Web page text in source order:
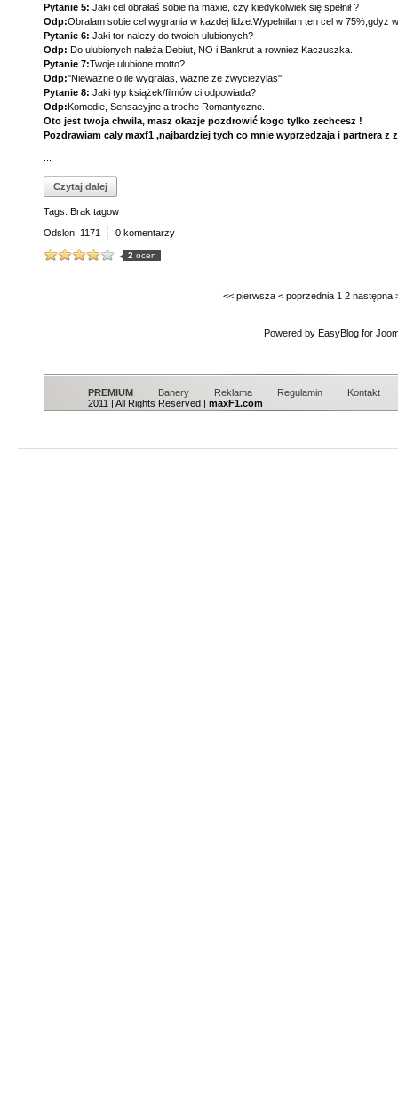
Pytanie 5: Jaki cel obrałaś sobie na maxie, czy kiedykolwiek się spełnił ?
Odp:Obralam sobie cel wygrania w kazdej lidze.Wypelnilam ten cel w 75%,gdyz
Pytanie 6: Jaki tor należy do twoich ulubionych?
Odp: Do ulubionych należa Debiut, NO i Bankrut a rowniez Kaczuszka.
Pytanie 7:Twoje ulubione motto?
Odp:''Nieważne o ile wygralas, ważne ze zwyciezylas''
Pytanie 8: Jaki typ książek/filmów ci odpowiada?
Odp:Komedie, Sensacyjne a troche Romantyczne.
Oto jest twoja chwila, masz okazje pozdrowić kogo tylko zechcesz !
Pozdrawiam caly maxf1 ,najbardziej tych co mnie wyprzedzaja i partnera z
Czytaj dalej
Tags: Brak tagow
Odslon: 1171
0 komentarzy
2 ocen
<< pierwsza< poprzednia 1 2 następna
Powered by EasyBlog for
PREMIUM Banery Reklama Regulamin
Kontakt
2011 | All Rights Reserved | maxF1.com